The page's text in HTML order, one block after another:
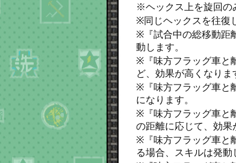
※ヘックス上を旋回の
※同じヘックスを往復
※『試合中の総移動距
動します。
※『味方フラッグ車と
ど、効果が高くなりま
※『味方フラッグ車と
になります。
※『味方フラッグ車と
の距離に応じて、効果
※『味方フラッグ車と
る場合、スキルは発動